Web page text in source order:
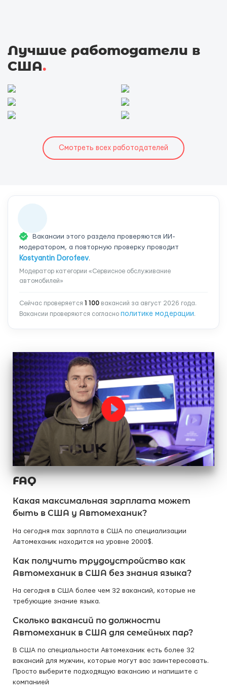
Лучшие работодатели в
США.
Смотреть всех работодателей
Вакансии этого раздела проверяются ИИ-
модератором, а повторную проверку проводит
Kostyantin Dorofeev.
Модератор категории «Сервисное обслуживание
автомобилей»
Сейчас проверяется 1 100 вакансий за август 2026 года.
Вакансии проверяются согласно политике модерации.
FAQ
Какая максимальная зарплата может
быть в США у Автомеханик?
На сегодня max зарплата в США по специализации
Автомеханик находится на уровне 2000$.
Как получить трудоустройство как
Автомеханик в США без знания языка?
На сегодня в США более чем 32 вакансий, которые не
требующие знание языка.
Сколько вакансий по должности
Автомеханик в США для семейных пар?
В США по специальности Автомеханик есть более 32
вакансий для мужчин, которые могут вас заинтересовать.
Просто выберите подходящую вакансию и напишите с
компанией